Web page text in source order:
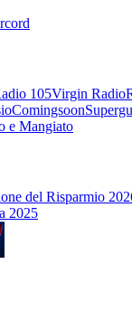
105Virgin Radio
Comingsoon
e Mangiato
del Risparmio
2025